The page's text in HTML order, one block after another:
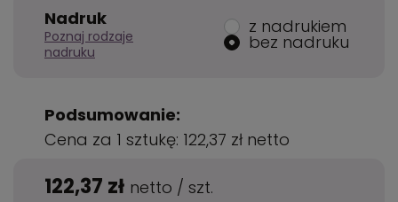
Nadruk
Poznaj rodzaje
nadruku
z nadrukiem
bez nadruku
Podsumowanie:
Cena za 1 sztukę: 122,37 zł netto
122,37 zł netto / szt.